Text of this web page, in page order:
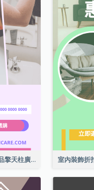
有機護膚產品擎天柱廣告